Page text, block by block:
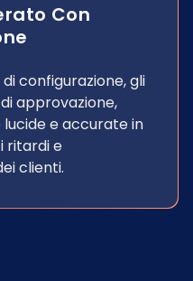
Con
configurazione, gli
approvazione,
e accurate in
ritardi e
clienti.